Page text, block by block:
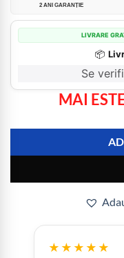
2 ANI GARANȚIE
LIVRARE
📦
Se
MAI
★★★★★